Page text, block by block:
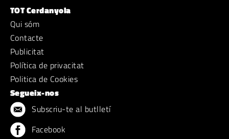
TOT Cerdanyola
Qui sóm
Contacte
Publicitat
Política de privacitat
Politica de Cookies
Segueix-nos
Subscriu-te al butlletí
Facebook